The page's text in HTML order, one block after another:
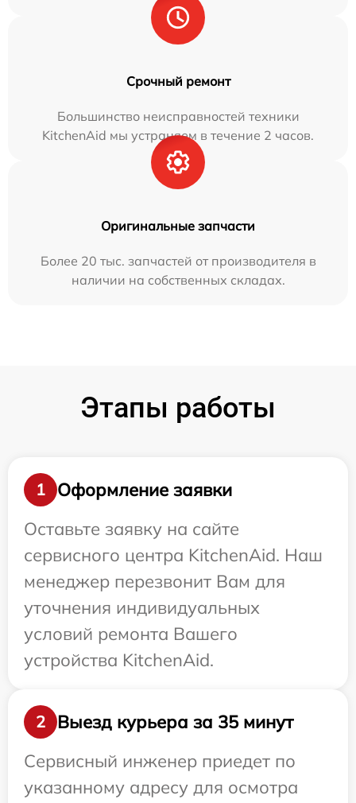
Срочный ремонт
Большинство неисправностей техники
KitchenAid мы устраняем в течение 2 часов.
Оригинальные запчасти
Более 20 тыс. запчастей от производителя в
наличии на собственных складах.
Этапы работы
1
Оформление заявки
Оставьте заявку на сайте
сервисного центра KitchenAid. Наш
менеджер перезвонит Вам для
уточнения индивидуальных
условий ремонта Вашего
устройства KitchenAid.
2
Выезд курьера за 35 минут
Сервисный инженер приедет по
указанному адресу для осмотра